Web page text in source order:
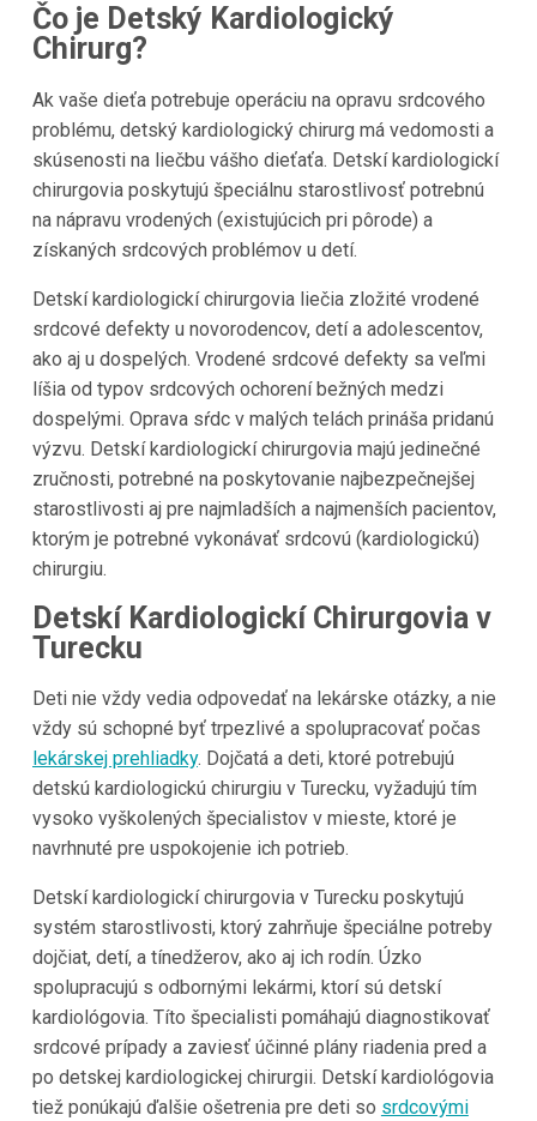
Čo je Detský Kardiologický
Chirurg?
Ak vaše dieťa potrebuje operáciu na opravu srdcového
problému, detský kardiologický chirurg má vedomosti a
skúsenosti na liečbu vášho dieťaťa. Detskí kardiologickí
chirurgovia poskytujú špeciálnu starostlivosť potrebnú
na nápravu vrodených (existujúcich pri pôrode) a
získaných srdcových problémov u detí.
Detskí kardiologickí chirurgovia liečia zložité vrodené
srdcové defekty u novorodencov, detí a adolescentov,
ako aj u dospelých. Vrodené srdcové defekty sa veľmi
líšia od typov srdcových ochorení bežných medzi
dospelými. Oprava sŕdc v malých telách prináša pridanú
výzvu. Detskí kardiologickí chirurgovia majú jedinečné
zručnosti, potrebné na poskytovanie najbezpečnejšej
starostlivosti aj pre najmladších a najmenších pacientov,
ktorým je potrebné vykonávať srdcovú (kardiologickú)
chirurgiu.
Detskí Kardiologickí Chirurgovia v
Turecku
Deti nie vždy vedia odpovedať na lekárske otázky, a nie
vždy sú schopné byť trpezlivé a spolupracovať počas
lekárskej prehliadky. Dojčatá a deti, ktoré potrebujú
detskú kardiologickú chirurgiu v Turecku, vyžadujú tím
vysoko vyškolených špecialistov v mieste, ktoré je
navrhnuté pre uspokojenie ich potrieb.
Detskí kardiologickí chirurgovia v Turecku poskytujú
systém starostlivosti, ktorý zahrňuje špeciálne potreby
dojčiat, detí, a tínedžerov, ako aj ich rodín. Úzko
spolupracujú s odbornými lekármi, ktorí sú detskí
kardiológovia. Títo špecialisti pomáhajú diagnostikovať
srdcové prípady a zaviesť účinné plány riadenia pred a
po detskej kardiologickej chirurgii. Detskí kardiológovia
tiež ponúkajú ďalšie ošetrenia pre deti so srdcovými